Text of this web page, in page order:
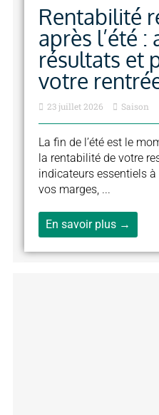
Rentabilité
après l’été :
résultats et
votre
23 juillet 2026 Saison
La fin de l’été est le
la rentabilité de votre
indicateurs essentiels
vos marges, ...
En savoir plus →